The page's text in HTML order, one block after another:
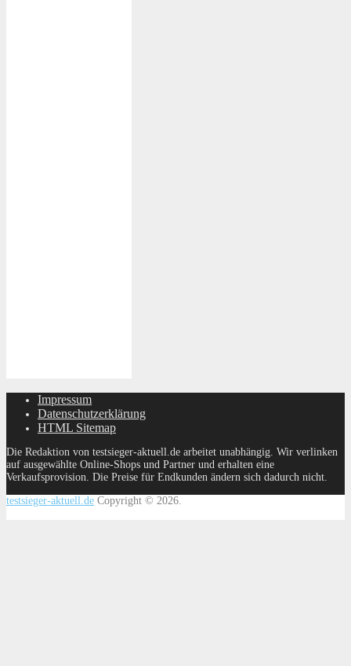
Impressum
Datenschutzerklärung
HTML Sitemap
Die Redaktion von testsieger-aktuell.de arbeitet unabhängig. Wir verlinken
auf ausgewählte Online-Shops und Partner und erhalten eine
Verkaufsprovision. Die Preise für Endkunden ändern sich dadurch nicht.
testsieger-aktuell.de Copyright © 2026.